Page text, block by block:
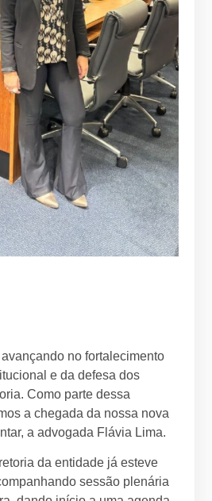
no fortalecimento
e da defesa dos
Como parte dessa
a chegada da nossa nova
a advogada Flávia Lima.
da entidade já esteve
sessão plenária